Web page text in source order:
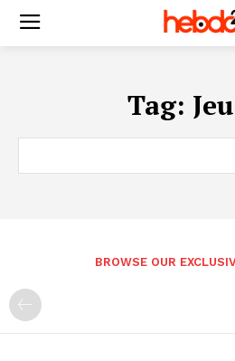
Tag:
BROWSE OUR